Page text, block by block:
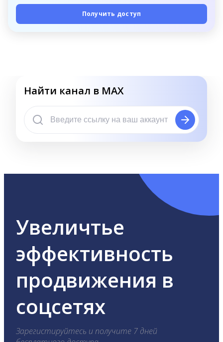
Получить доступ
Найти канал в MAX
Увеличтье
эффективность
продвижения в
соцсетях
Зарегистируйтесь и получите 7 дней